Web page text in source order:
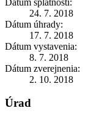
24. 7. 2018
Dátum úhrady:
17. 7. 2018
Dátum vystavenia:
8. 7. 2018
Dátum zverejnenia:
2. 10. 2018
Úrad